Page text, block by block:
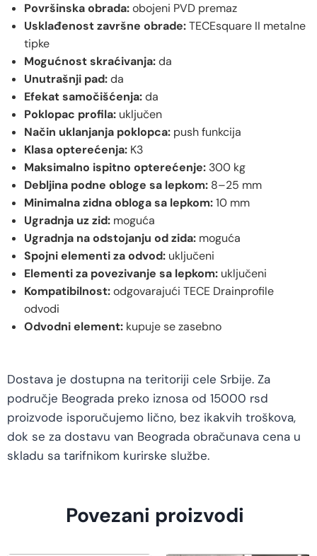
Površinska obrada:obojeni PVD premaz
Usklađenost završne obrade:TECEsquare II metalne
tipke
Mogućnost skraćivanja:da
Unutrašnji pad:da
Efekat samočišćenja:da
Poklopac profila: uključen
Način uklanjanja poklopca: push funkcija
Klasa opterećenja: K3
Maksimalno ispitno opterećenje: 300 kg
Debljina podne obloge sa lepkom: 8–25 mm
Minimalna zidna obloga sa lepkom:10 mm
Ugradnja uz zid: moguća
Ugradnja na odstojanju od zida: moguća
Spojni elementi za odvod: uključeni
Elementi za povezivanje sa lepkom: uključeni
Kompatibilnost:odgovarajući TECE Drainprofile
odvodi
Odvodni element: kupuje se zasebno
Dostava je dostupna na teritoriji cele Srbije. Za
područje Beograda preko iznosa od 15000 rsd
proizvode isporučujemo lično, bez ikakvih troškova,
dok se za dostavu van Beograda obračunava cena u
skladu sa tarifnikom kurirske službe.
Povezani proizvodi